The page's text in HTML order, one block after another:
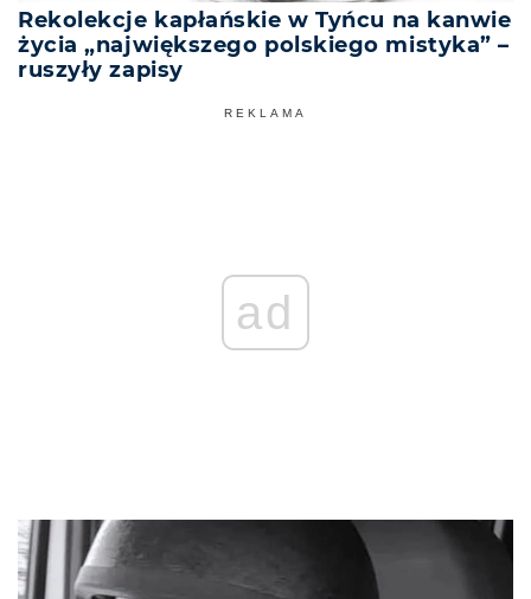
Rekolekcje kapłańskie w Tyńcu na kanwie
życia „największego polskiego mistyka” –
ruszyły zapisy
REKLAMA
ad